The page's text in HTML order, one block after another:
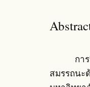
การวิจั
สมรรถนะ